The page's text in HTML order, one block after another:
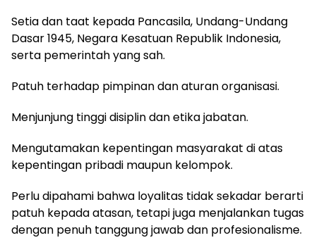
Setia dan taat kepada Pancasila, Undang-Undang
Dasar 1945, Negara Kesatuan Republik Indonesia,
serta pemerintah yang sah.
Patuh terhadap pimpinan dan aturan organisasi.
Menjunjung tinggi disiplin dan etika jabatan.
Mengutamakan kepentingan masyarakat di atas
kepentingan pribadi maupun kelompok.
Perlu dipahami bahwa loyalitas tidak sekadar berarti
patuh kepada atasan, tetapi juga menjalankan tugas
dengan penuh tanggung jawab dan profesionalisme.